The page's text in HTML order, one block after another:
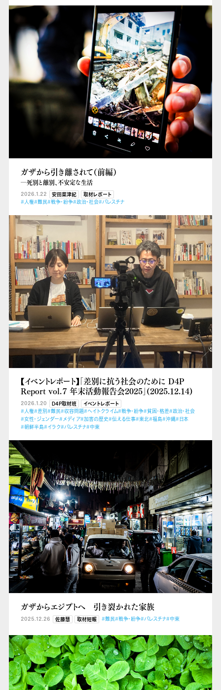
ガザから引き離されて（前編）
―死別と離別、不安定な生活
2026.1.22 安田菜津紀
取材レポート
#人権#難民#戦争・紛争#政治・社会#パレスチナ
【イベントレポート】「差別に抗う社会のために D4P
Report vol.７ 年末活動報告会2025」(2025.12.14)
2026.1.20 D4P取材班
イベントレポート
#人権#差別#難民#収容問題#ヘイトクライム#戦争・紛争#貧困・格差#政治・社会
#女性・ジェンダー#メディア#加害の歴史#伝える仕事#東北#福島#沖縄#日本
#朝鮮半島#イラク#パレスチナ#中東
ガザからエジプトへ 引き裂かれた家族
2025.12.26 佐藤慧 取材短報 #難民#戦争・紛争#パレスチナ#中東